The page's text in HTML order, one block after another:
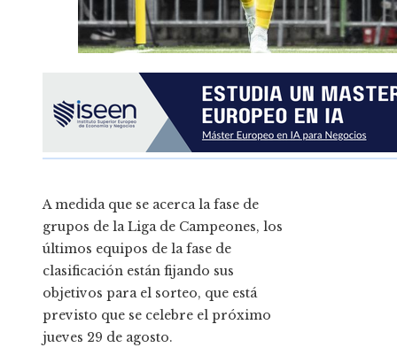
A medida que se acerca la fase de
grupos de la Liga de Campeones, los
últimos equipos de la fase de
clasificación están fijando sus
objetivos para el sorteo, que está
previsto que se celebre el próximo
jueves 29 de agosto.